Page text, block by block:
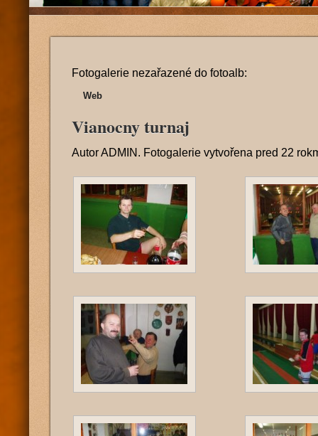
Fotogalerie nezařazené do fotoalb:
Web
Vianocny turnaj
AutorADMIN . Fotogalerie vytvořena pred 22